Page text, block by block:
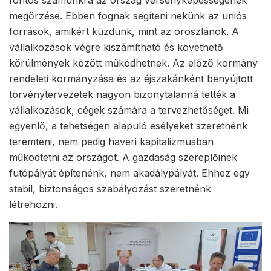
megőrzése. Ebben fognak segíteni nekünk az uniós
források, amikért küzdünk, mint az oroszlánok. A
vállalkozások végre kiszámítható és követhető
körülmények között működhetnek. Az előző kormány
rendeleti kormányzása és az éjszakánként benyújtott
törvénytervezetek nagyon bizonytalanná tették a
vállalkozások, cégek számára a tervezhetőséget. Mi
egyenlő, a tehetségen alapuló esélyeket szeretnénk
teremteni, nem pedig haveri kapitalizmusban
működtetni az országot. A gazdaság szereplőinek
futópályát építenénk, nem akadálypályát. Ehhez egy
stabil, biztonságos szabályozást szeretnénk
létrehozni.